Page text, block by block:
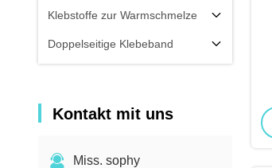
Klebstoffe zur Warmschmelze
Doppelseitige Klebeband
Kontakt mit uns
Miss. sophy